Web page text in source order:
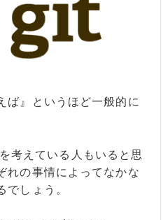
ば』というほど一般的に
考えている人もいると思
れの事情によってなかな
しょう。